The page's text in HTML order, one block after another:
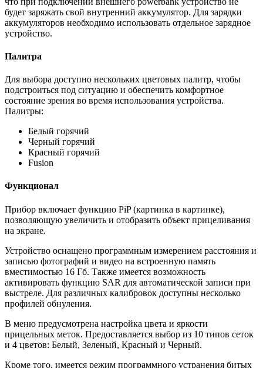
будет заряжать свой внутренний аккумулятор. Для зарядки
аккумуляторов необходимо использовать отдельное зарядное
устройство.
Палитра
Для выбора доступно нескольких цветовых палитр, чтобы
подстроиться под ситуацию и обеспечить комфортное
состояние зрения во время использования устройства.
Палитры:
Белый горячий
Черный горячий
Красный горячий
Fusion
Функционал
Прибор включает функцию PiP (картинка в картинке),
позволяющую увеличить и отобразить объект прицеливания
на экране.
Устройство оснащено программным измерением расстояния и
записью фотографий и видео на встроенную память
вместимостью 16 Гб. Также имеется возможность
активировать функцию SAR для автоматической записи при
выстреле. Для различных калибровок доступны несколько
профилей обнуления.
В меню предусмотрена настройка цвета и яркости
прицельных меток. Предоставляется выбор из 10 типов сеток
и 4 цветов: Белый, Зеленый, Красный и Черный.
Кроме того, имеется режим программного устранения битых